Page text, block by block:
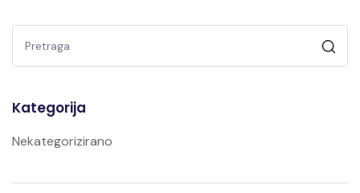
Kategorija
Nekategorizirano